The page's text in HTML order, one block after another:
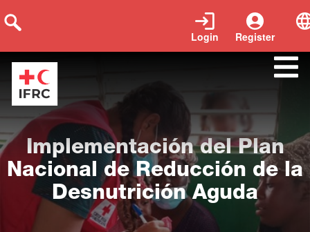
Register
Login
Implementación del Plan
Nacional de Reducción de la
Desnutrición Aguda